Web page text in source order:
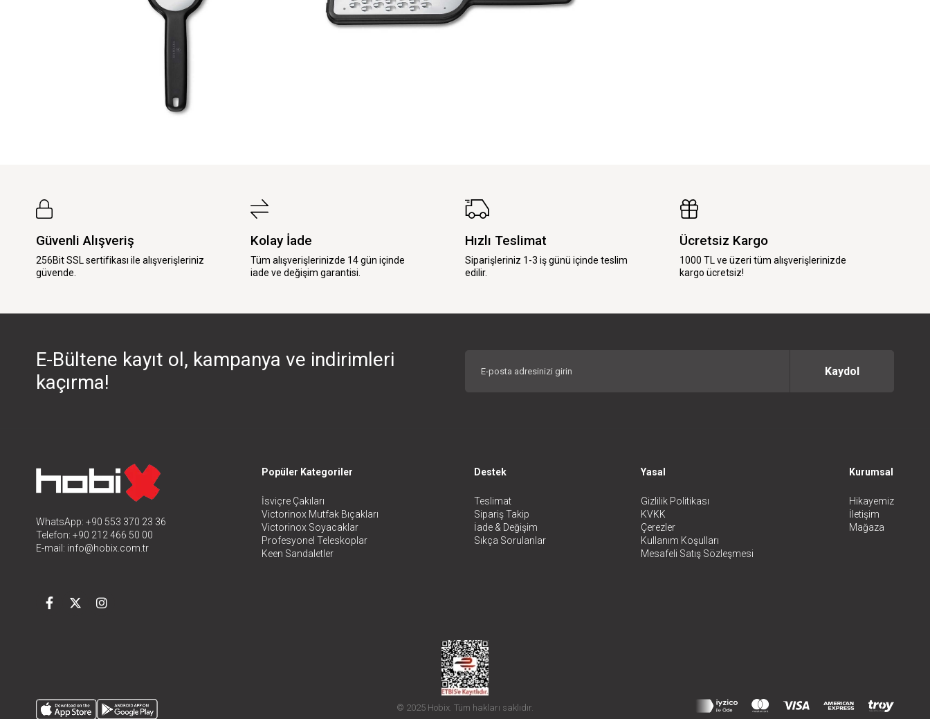
Güvenli Alışveriş
256Bit SSL sertifikası ile alışverişleriniz
güvende.
Kolay İade
Tüm alışverişlerinizde 14 gün içinde
iade ve değişim garantisi.
Hızlı Teslimat
Siparişleriniz 1-3 iş günü içinde teslim
edilir.
Ücretsiz Kargo
1000 TL ve üzeri tüm alışverişlerinizde
kargo ücretsiz!
E-Bültene kayıt ol, kampanya ve indirimleri
kaçırma!
Kaydol
WhatsApp: +90 553 370 23 36
Telefon: +90 212 466 50 00
E-mail: info@hobix.com.tr
Popüler Kategoriler
İsviçre Çakıları
Victorinox Mutfak Bıçakları
Victorinox Soyacaklar
Profesyonel Teleskoplar
Keen Sandaletler
Destek
Teslimat
Sipariş Takip
İade & Değişim
Sıkça Sorulanlar
Yasal
Gizlilik Politikası
KVKK
Çerezler
Kullanım Koşulları
Mesafeli Satış Sözleşmesi
Kurumsal
Hikayemiz
İletişim
Mağaza
© 2025 Hobix. Tüm hakları saklıdır.